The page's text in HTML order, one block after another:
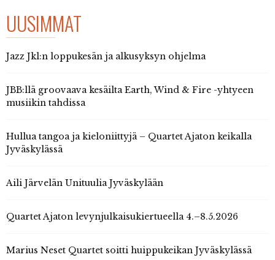
UUSIMMAT
Jazz Jkl:n loppukesän ja alkusyksyn ohjelma
JBB:llä groovaava kesäilta Earth, Wind & Fire -yhtyeen
musiikin tahdissa
Hullua tangoa ja kieloniittyjä – Quartet Ajaton keikalla
Jyväskylässä
Aili Järvelän Unituulia Jyväskylään
Quartet Ajaton levynjulkaisukiertueella 4.–8.5.2026
Marius Neset Quartet soitti huippukeikan Jyväskylässä